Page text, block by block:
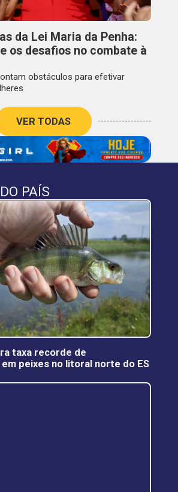
da Lei Maria da Penha:
os desafios no combate à
obstáculos para efetivar
VER TODAS
PAÍS
taxa recorde de
peixes no litoral norte do ES